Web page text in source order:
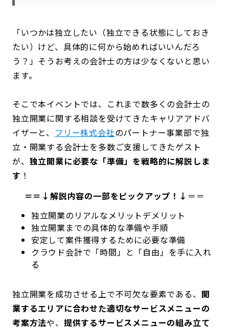
「いつかは独立したい（独立できる状態にしておき
たい）けど、具体的に何から始めればいいんだろ
う？」そうお考えの会計士の方は少なくないと思い
ます。
そこで本イベントでは、これまで数多くの会計士の
独立開業に関する相談を受けてきたキャリアアドバ
イザーと、 フリー株式会社のパートナー事業部で独
立・開業する会計士を多数ご支援してきたゲスト
が、 独立開業に必要な「準備」を戦略的に解説しま
す ！
＝＝↓解説内容の一部をピックアップ！↓ ＝＝
独立開業のリアルなメリットデメリット
独立開業までの具体的な準備や手順
安定して案件獲得するために必要な準備
クラウド会計で「時間」と「自由」を手に入れ
る
独立開業を成功させる上で不可欠な要素である、 開
業するエリアに合わせた適切なサービスメニューの
考案方法や、 提供するサービスメニューの組み立て